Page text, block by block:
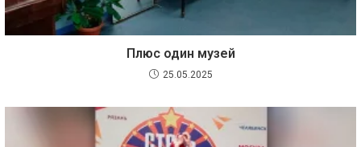
Плюс один музей
25.05.2025